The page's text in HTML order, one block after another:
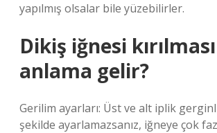
yapılmış olsalar bile yüzebilirler.
Dikiş iğnesi
anlama gelir?
Gerilim ayarları: Üst ve alt iplik
şekilde ayarlamazsanız, iğneye çok